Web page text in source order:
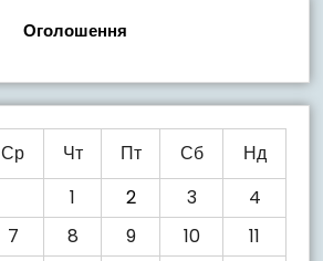
Оголошення
Ср Чт Пт Сб
Нд
1
2 3
4
7 8 9 10
11